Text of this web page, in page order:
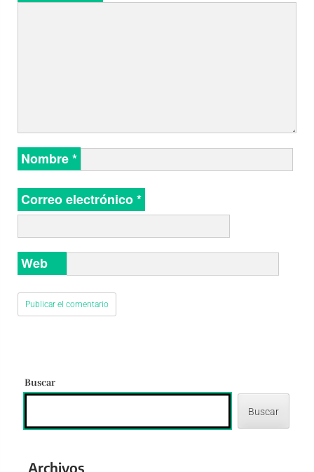
Nombre*
Correo electrónico*
Web
Buscar
Buscar
Archivos